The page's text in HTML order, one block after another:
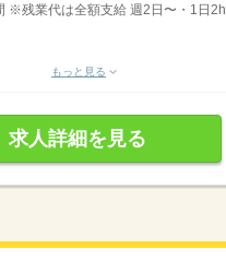
残業代は全額支給 週2日〜・1日2h
もっと見る
求人詳細を見る